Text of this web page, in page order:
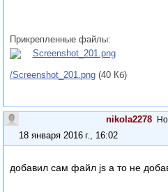
Прикрепленные файлы:
/Screenshot_201.png (40 Кб)
nikola2278
18 января 2016 г., 16:02
добавил сам файл js а то не